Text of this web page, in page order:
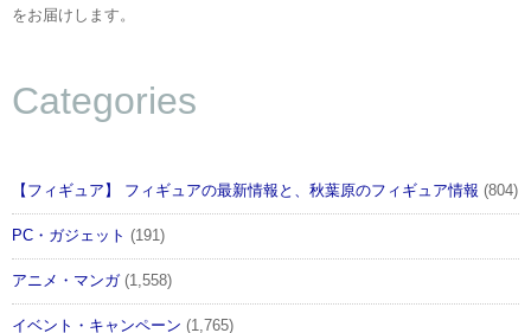
をお届けします。
Categories
【フィギュア】 フィギュアの最新情報と、秋葉原のフィギュア情報 (804)
PC・ガジェット (191)
アニメ・マンガ(1,558)
イベント・キャンペーン (1,765)